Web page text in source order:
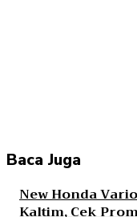
Baca Juga
New Honda
Kaltim, Cek